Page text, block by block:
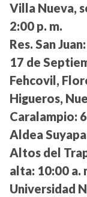
Villa Nueva,
2:00 p. m.
Res. San Juan:
17 de
Fehcovil,
Higueros,
Caralampio:
Aldea
Altos del
alta: 10:00 a.
Universidad